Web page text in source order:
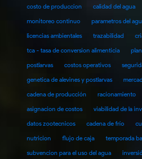
costo de produccion
calidad del agua
monitoreo continuo
parametros del
licencias ambientales
trazabilidad
tca - tasa de conversion alimenticia
postlarvas
costos operativos
genetica de alevines y postlarvas
cadena de producción
racionamiento
asignacion de costos
viabilidad de la
datos zootecnicos
cadena de frío
nutricion
flujo de caja temporada
subvencion para el uso del agua